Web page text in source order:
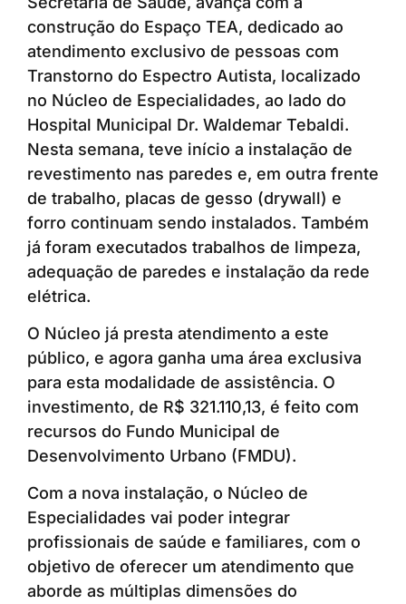
construção do Espaço TEA, dedicado ao
atendimento exclusivo de pessoas com
Transtorno do Espectro Autista, localizado
no Núcleo de Especialidades, ao lado do
Hospital Municipal Dr. Waldemar Tebaldi.
Nesta semana, teve início a instalação de
revestimento nas paredes e, em outra frente
de trabalho, placas de gesso (drywall) e
forro continuam sendo instalados. Também
já foram executados trabalhos de limpeza,
adequação de paredes e instalação da rede
elétrica.
O Núcleo já presta atendimento a este
público, e agora ganha uma área exclusiva
para esta modalidade de assistência. O
investimento, de R$ 321.110,13, é feito com
recursos do Fundo Municipal de
Desenvolvimento Urbano (FMDU).
Com a nova instalação, o Núcleo de
Especialidades vai poder integrar
profissionais de saúde e familiares, com o
objetivo de oferecer um atendimento que
aborde as múltiplas dimensões do